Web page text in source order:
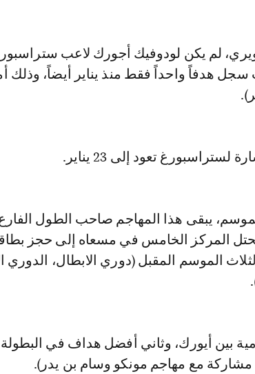
لم يكن لودوفيك أجورك لاعب
سجل هدفاً واحداً فقط منذ يناير أيضاً، وذلك
تعود إلى 23 يناير.
يحتل المركز الخامس في مسعاه إلى حجز
الموسم المقبل (دوري الابطال، الدوري
بين أيورك، وثاني أفضل هداف في